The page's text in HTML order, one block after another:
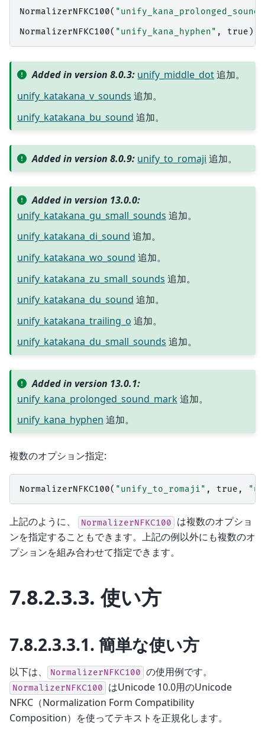
NormalizerNFKC100(
NormalizerNFKC100( "unify_kana_hyphen" , true )
Added in version 8.0.3: unify_middle_dot追加。
unify_katakana_v_sounds 追加。
unify_katakana_bu_sound 追加。
Added in version 8.0.9: unify_to_romaji 追加。
Added in version 13.0.0:
unify_katakana_gu_small_sounds 追加。
unify_katakana_di_sound 追加。
unify_katakana_wo_sound 追加。
unify_katakana_zu_small_sounds 追加。
unify_katakana_du_sound 追加。
unify_katakana_trailing_o 追加。
unify_katakana_du_small_sounds 追加。
Added in version 13.0.1:
unify_kana_prolonged_sound_mark追加。
unify_kana_hyphen 追加。
複数のオプション指定:
NormalizerNFKC100( "unify_to_romaji" , true ,
上記のように、 NormalizerNFKC100
は複数のオプショ
ンを指定することもできます。上記の例以外にも複数のオ
プションを組み合わせて指定できます。
7.8.2.3.3.使い方
7.8.2.3.3.1. 簡単な使い方
以下は、 NormalizerNFKC100 の使用例です。
NormalizerNFKC100
はUnicode 10.0用のUnicode
NFKC（Normalization Form Compatibility
Composition）を使ってテキストを正規化します。